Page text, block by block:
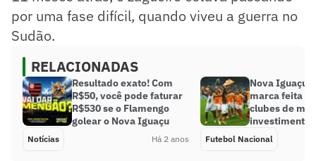
por uma fase difícil, quando viveu a guerra no
Sudão.
RELACIONADAS
Resultado exato! Com
R$50, você pode faturar
R$530 se o Flamengo
golear o Nova Iguaçu
Notícias Há 2 anos
Nova Iguaçu
marca feita
clubes de
investimento
Futebol Nacional